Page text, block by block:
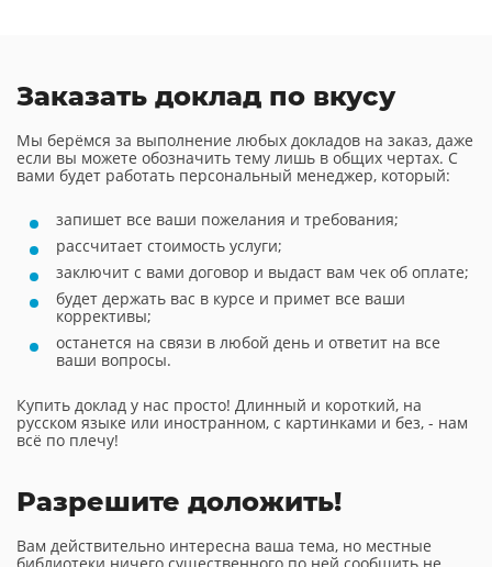
Заказать доклад по вкусу
Мы берёмся за выполнение любых докладов на заказ, даже
если вы можете обозначить тему лишь в общих чертах. С
вами будет работать персональный менеджер, который:
запишет все ваши пожелания и требования;
рассчитает стоимость услуги;
заключит с вами договор и выдаст вам чек об оплате;
будет держать вас в курсе и примет все ваши
коррективы;
останется на связи в любой день и ответит на все
ваши вопросы.
Купить доклад у нас просто! Длинный и короткий, на
русском языке или иностранном, с картинками и без, - нам
всё по плечу!
Разрешите доложить!
Вам действительно интересна ваша тема, но местные